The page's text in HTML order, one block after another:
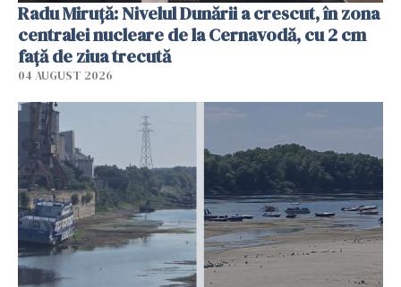
Radu Miruţă: Nivelul Dunării a crescut, în zona
centralei nucleare de la Cernavodă, cu 2 cm
faţă de ziua trecută
04 AUGUST 2026